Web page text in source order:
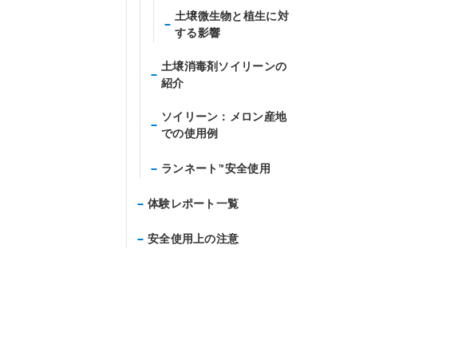
土壌微生物と植生に対
する影響
土壌消毒剤ソイリーンの
紹介
ソイリーン：メロン産地
での使用例
ランネート™安全使用
体験レポート一覧
安全使用上の注意